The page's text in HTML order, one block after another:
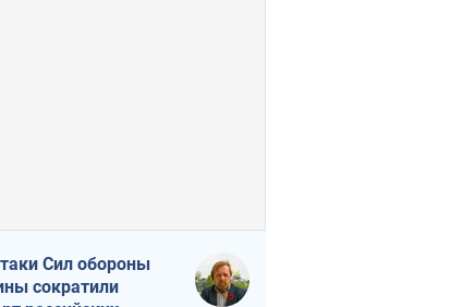
Сил обороны
сократили